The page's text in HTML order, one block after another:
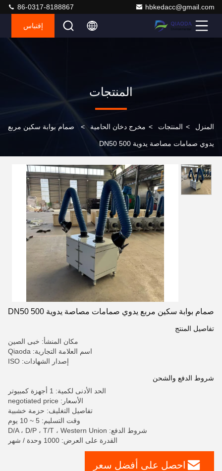
hbkedacc@gmail.com
86-0317-8188867
إقتباس
المنتجات
المنزل > المنتجات > مخرج دخان الحامية > صمام بوابة سكين مربع
يدوي صمامات مصاصة يدوية DN50 500
صمام بوابة سكين مربع يدوي صمامات مصاصة يدوية DN50 500
تفاصيل المنتج
مكان المنشأ: خبى الصين
اسم العلامة التجارية: Qiaoda
إصدار الشهادات: ISO
شروط الدفع والشحن
الحد الأدنى لكمية: 1 أجهزة كمبيوتر
الأسعار: negotiated price
تفاصيل التغليف: حزمة خشبية
وقت التسليم: 5 ~ 10 يوم
شروط الدفع: D/A ، D/P ، T/T ، Western Union
القدرة على العرض: 1000 وحدة / شهر
احصل على أفضل سعر